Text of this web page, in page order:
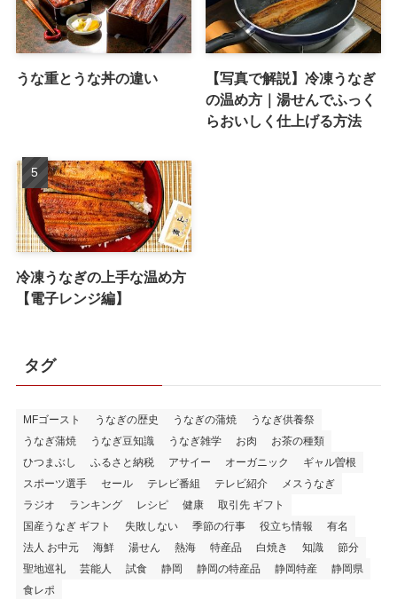
うな重とうな丼の違い
【写真で解説】冷凍うなぎ
の温め方｜湯せんでふっく
らおいしく仕上げる方法
冷凍うなぎの上手な温め方
【電子レンジ編】
タグ
MFゴースト うなぎの歴史 うなぎの蒲焼
うなぎ供養祭
うなぎ蒲焼
うなぎ豆知識 うなぎ雑学 お肉
お茶の種類
ひつまぶし
ふるさと納税 アサイー オーガニック
ギャル曽根
スポーツ選手
セール テレビ番組 テレビ紹介
メスうなぎ
ラジオ
ランキング レシピ 健康
取引先 ギフト
国産うなぎ ギフト
失敗しない 季節の行事 役立ち情報
有名
法人 お中元
海鮮 湯せん 熱海 特産品 白焼き 知識
節分
聖地巡礼
芸能人 試食 静岡 静岡の特産品 静岡特産
静岡県
食レポ